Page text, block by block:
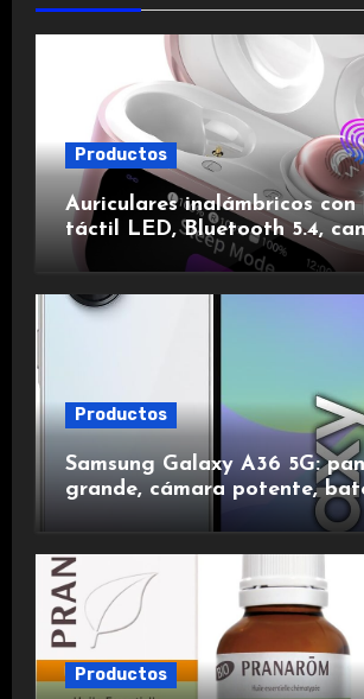
Productos
Auriculares inalámbricos
táctil LED, Bluetooth 5.4,
de ruido, impermeables y de
duración.
Productos
Samsung Galaxy A36 5G:
grande, cámara potente,
duradera y carga rápida
experiencia premium.
Productos